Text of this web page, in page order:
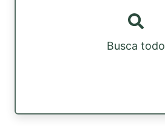
Busca todo